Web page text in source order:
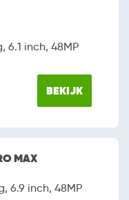
6.1 inch, 48MP
BEKIJK
MAX
6.9 inch, 48MP